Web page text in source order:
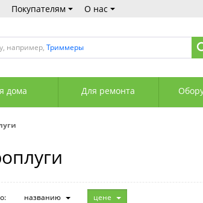
Покупателям О нас
например, Триммеры
дома Для ремонта
названию цене